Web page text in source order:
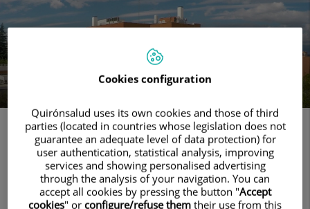
Inicio Comunicación
Noticias
Quirónsalud lanza la tercera temporada de YouHealth,
su proyecto audiovisual de divulgación sanitaria sobre
enfermedades complejas y prevalentes
Cookies configuration
Quirónsalud uses its own cookies and those of third
parties (located in countries whose legislation does not
guarantee an adequate level of data protection) for
user authentication, statistical analysis, improving
services and showing personalised advertising
through the analysis of your navigation. You can
accept all cookies by pressing the button "Accept
cookies" or configure/refuse them their use from this